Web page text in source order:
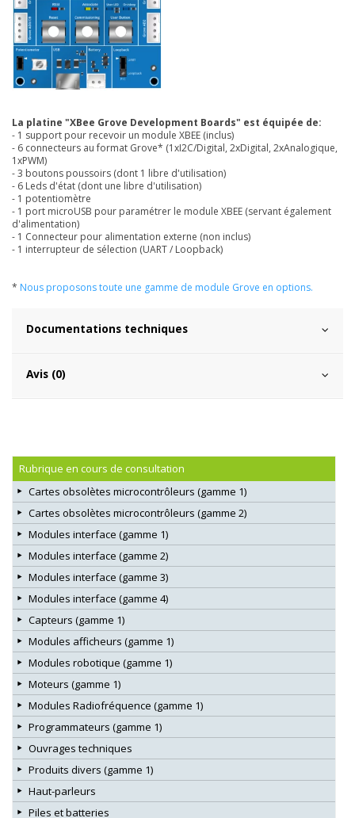
La platine "XBee Grove Development Boards" est équipée de:
- 1 support pour recevoir un module XBEE (inclus)
- 6 connecteurs au format Grove* (1xI2C/Digital, 2xDigital, 2xAnalogique,
1xPWM)
- 3 boutons poussoirs (dont 1 libre d'utilisation)
- 6 Leds d'état (dont une libre d'utilisation)
- 1 potentiomètre
- 1 port microUSB pour paramétrer le module XBEE (servant également
d'alimentation)
- 1 Connecteur pour alimentation externe (non inclus)
- 1 interrupteur de sélection (UART / Loopback)
* Nous proposons toute une gamme de module Grove en options.
Documentations techniques
Avis (0)
Rubrique en cours de consultation
Cartes obsolètes microcontrôleurs (gamme 1)
Cartes obsolètes microcontrôleurs (gamme 2)
Modules interface (gamme 1)
Modules interface (gamme 2)
Modules interface (gamme 3)
Modules interface (gamme 4)
Capteurs (gamme 1)
Modules afficheurs (gamme 1)
Modules robotique (gamme 1)
Moteurs (gamme 1)
Modules Radiofréquence (gamme 1)
Programmateurs (gamme 1)
Ouvrages techniques
Produits divers (gamme 1)
Haut-parleurs
Piles et batteries